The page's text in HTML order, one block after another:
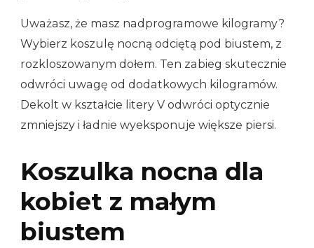
Uważasz, że masz nadprogramowe kilogramy?
Wybierz koszulę nocną odciętą pod biustem, z
rozkloszowanym dołem. Ten zabieg skutecznie
odwróci uwagę od dodatkowych kilogramów.
Dekolt w kształcie litery V odwróci optycznie
zmniejszy i ładnie wyeksponuje większe piersi.
Koszulka nocna dla
kobiet z małym
biustem